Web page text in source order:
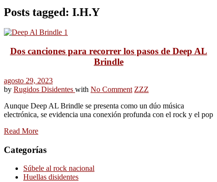
Posts tagged: I.H.Y
Dos canciones para recorrer los pasos de Deep AL
Brindle
agosto 29, 2023
by Rugidos Disidentes with No Comment ZZZ
Aunque Deep AL Brindle se presenta como un dúo música
electrónica, se evidencia una conexión profunda con el rock y el pop
Read More
Categorías
Súbele al rock nacional
Huellas disidentes